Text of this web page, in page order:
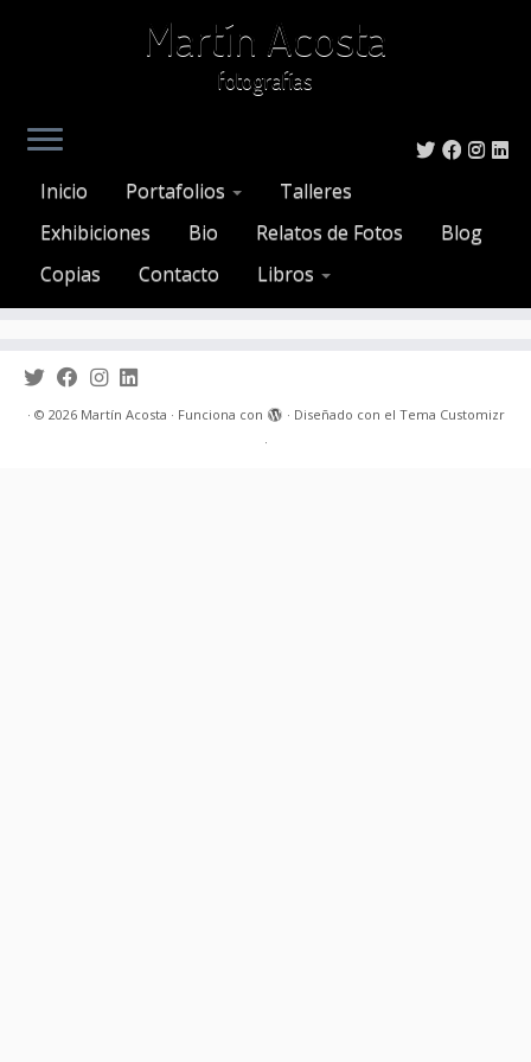
Saltar
contenido
Martín Acosta
fotografías
Inicio Portafolios
Talleres
Exhibiciones
Bio Relatos de Fotos
Blog
Copias
Contacto Libros
Att. Tag:miami
· © 2026 Martín Acosta · Funciona con · Diseñado con el Tema Customizr
·